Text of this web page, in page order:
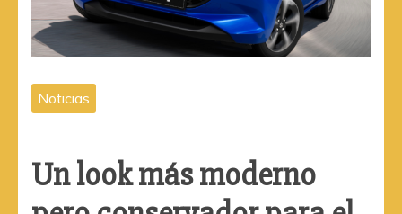
Noticias
Un look más moderno